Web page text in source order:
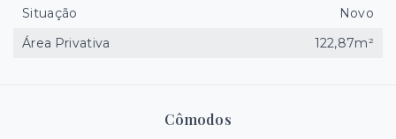
Cômodos
Situação
Novo
Área Privativa
122,87m²